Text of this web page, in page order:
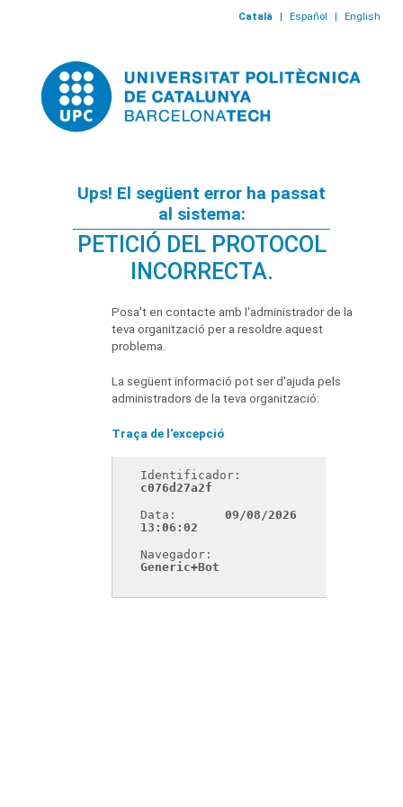
Català | Español | English
Ups! El següent error ha passat
al sistema:
PETICIÓ DEL PROTOCOL
INCORRECTA.
Posa't en contacte amb l'administrador de la
teva organització per a resoldre aquest
problema.
La següent informació pot ser d'ajuda pels
administradors de la teva organització:
Traça de l'excepció
c076d27a2f
Data:
09/08/2026
13:06:02
Generic+Bot